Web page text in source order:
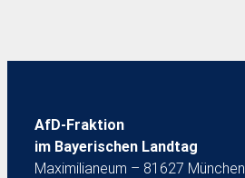
AfD-Fraktion
im Bayerischen Landtag
Maximilianeum – 81627 München